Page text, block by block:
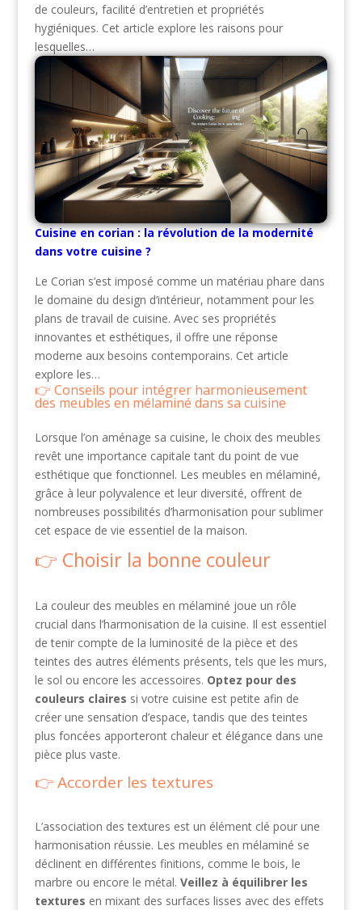
de couleurs, facilité d’entretien et propriétés
hygiéniques. Cet article explore les raisons pour
lesquelles…
Cuisine en corian : la révolution de la modernité
dans votre cuisine ?
Le Corian s’est imposé comme un matériau phare dans
le domaine du design d’intérieur, notamment pour les
plans de travail de cuisine. Avec ses propriétés
innovantes et esthétiques, il offre une réponse
moderne aux besoins contemporains. Cet article
explore les…
Conseils pour intégrer harmonieusement
des meubles en mélaminé dans sa cuisine
Lorsque l’on aménage sa cuisine, le choix des meubles
revêt une importance capitale tant du point de vue
esthétique que fonctionnel. Les meubles en mélaminé,
grâce à leur polyvalence et leur diversité, offrent de
nombreuses possibilités d’harmonisation pour sublimer
cet espace de vie essentiel de la maison.
Choisir la bonne couleur
La couleur des meubles en mélaminé joue un rôle
crucial dans l’harmonisation de la cuisine. Il est essentiel
de tenir compte de la luminosité de la pièce et des
teintes des autres éléments présents, tels que les murs,
le sol ou encore les accessoires. Optez pour des
couleurs claires si votre cuisine est petite afin de
créer une sensation d’espace, tandis que des teintes
plus foncées apporteront chaleur et élégance dans une
pièce plus vaste.
Accorder les textures
L’association des textures est un élément clé pour une
harmonisation réussie. Les meubles en mélaminé se
déclinent en différentes finitions, comme le bois, le
marbre ou encore le métal. Veillez à équilibrer les
textures en mixant des surfaces lisses avec des effets